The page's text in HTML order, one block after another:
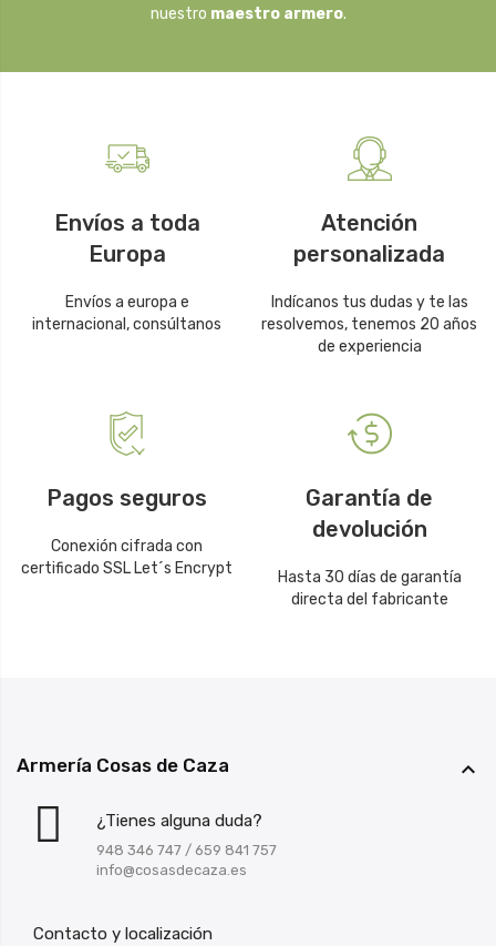
nuestro maestro armero.
Envíos a toda
Europa
Envíos a europa e
internacional, consúltanos
Atención
personalizada
Indícanos tus dudas y te las
resolvemos, tenemos 20 años
de experiencia
Pagos seguros
Conexión cifrada con
certificado SSL Let´s Encrypt
Garantía de
devolución
Hasta 30 días de garantía
directa del fabricante
Armería Cosas de Caza 
¿Tienes alguna duda?
948 346 747 / 659 841 757
info@cosasdecaza.es
Contacto y localización